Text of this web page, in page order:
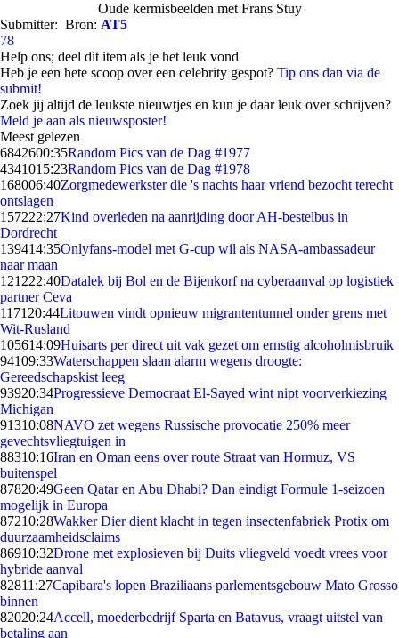
Oude kermisbeelden met Frans Stuy
Submitter: Bron: AT5
78
Help ons; deel dit item als je het leuk vond
Heb je een hete scoop over een celebrity gespot? Tip ons dan via de
submit!
Zoek jij altijd de leukste nieuwtjes en kun je daar leuk over schrijven?
Meld je aan als nieuwsposter!
Meest gelezen
6842600:35Random Pics van de Dag #1977
4341015:23Random Pics van de Dag #1978
168006:40Zorgmedewerkster die 's nachts haar vriend bezocht terecht
ontslagen
157222:27Kind overleden na aanrijding door AH-bestelbus in
Dordrecht
139414:35Onlyfans-model met G-cup wil als NASA-ambassadeur
naar maan
121222:40Datalek bij Bol en de Bijenkorf na cyberaanval op logistiek
partner Ceva
1171 20:44Litouwen vindt opnieuw migrantentunnel onder grens met
Wit-Rusland
105614:09Huisarts per direct uit vak gezet om ernstig alcoholmisbruik
94109:33Waterschappen slaan alarm wegens droogte:
Gereedschapskist leeg
93920:34Progressieve Democraat El-Sayed wint nipt voorverkiezing
Michigan
91310:08NAVO zet wegens Russische provocatie 250% meer
gevechtsvliegtuigen in
88310:16Iran en Oman eens over route Straat van Hormuz, VS
buitenspel
87820:49Geen Qatar en Abu Dhabi? Dan eindigt Formule 1-seizoen
mogelijk in Europa
87210:28Wakker Dier dient klacht in tegen insectenfabriek Protix om
duurzaamheidsclaims
86910:32Drone met explosieven bij Duits vliegveld voedt vrees voor
hybride aanval
82811:27Capibara's lopen Braziliaans parlementsgebouw Mato Grosso
binnen
82020:24Accell, moederbedrijf Sparta en Batavus, vraagt uitstel van
betaling aan